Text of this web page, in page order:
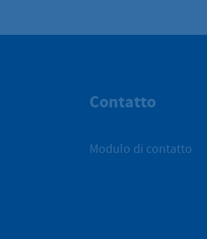
Contatto
Modulo di contatto